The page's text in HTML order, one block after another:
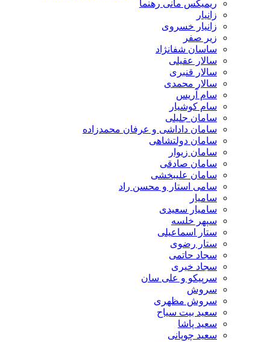
ریمیکس مانی رهنما
زانیار
زانیار خسروی
زیر صفر
ساسان شفانژاد
سالار عقیلی
سالار قنبری
سالار محمدی
سام آریس
سام کوشیار
سامان جلیلی
سامان داداشی و عرفان محمدزاده
سامان دولتشاهی
سامان زیوار
سامان صادقی
سامان علیبخشی
سامی استار و محسن راد
سامیار
سامیار سعیدی
سپهر خلسه
ستار اسماعیلی
ستار رضوی
سجاد حاتمی
سجاد خیری
سرپیکو و علی سان
سروش
سروش مظهری
سعید بیت سیاح
سعید پاشا
سعید چوپانی